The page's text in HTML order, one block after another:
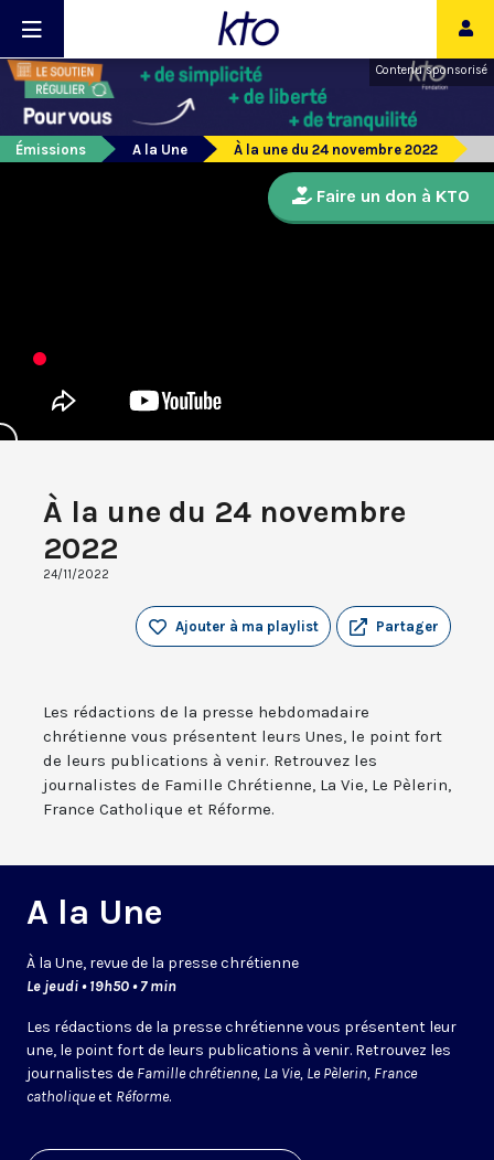
Contenu sponsorisé
Émissions A la Une À la une du 24 novembre 2022
À la une du 24 novembre
2022
24/11/2022
Partager
Ajouter à ma playlist
Les rédactions de la presse hebdomadaire
chrétienne vous présentent leurs Unes, le point fort
de leurs publications à venir. Retrouvez les
journalistes de Famille Chrétienne, La Vie, Le Pèlerin,
France Catholique et Réforme.
A la Une
À la Une, revue de la presse chrétienne
Le jeudi • 19h50 • 7 min
Les rédactions de la presse chrétienne vous présentent leur
une, le point fort de leurs publications à venir. Retrouvez les
journalistes de Famille chrétienne, La Vie, Le Pèlerin, France
catholiqueet Réforme.
Faire un don à KTO